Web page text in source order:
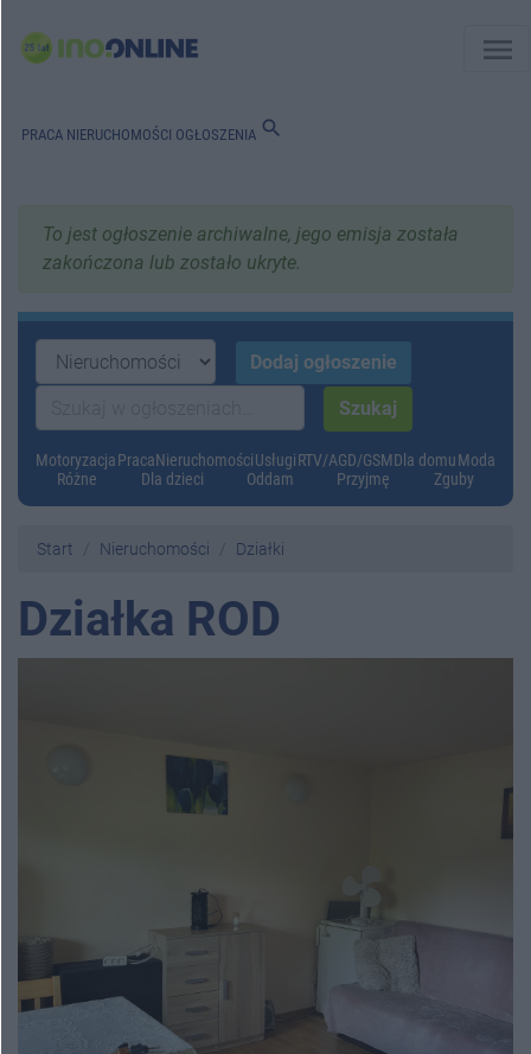
menu
PRACA NIERUCHOMOŚCI OGŁOSZENIA search
To jest ogłoszenie archiwalne, jego emisja została
zakończona lub zostało ukryte.
MotoryzacjaPracaNieruchomościUsługiRTV/AGD/GSMDla domuModa
Różne
Dla dzieci Oddam Przyjmę Zguby
Start Nieruchomości Działki
Działka ROD